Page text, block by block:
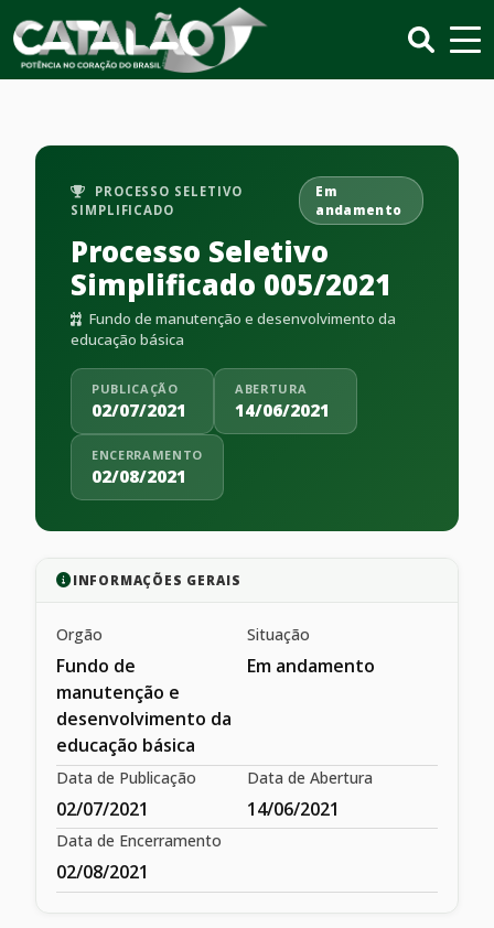
PROCESSO SELETIVO
SIMPLIFICADO
Em
andamento
Processo Seletivo
Simplificado 005/2021
Fundo de manutenção e desenvolvimento da
educação básica
PUBLICAÇÃO
02/07/2021
ABERTURA
14/06/2021
ENCERRAMENTO
02/08/2021
INFORMAÇÕES GERAIS
Orgão
Fundo de
manutenção e
desenvolvimento da
educação básica
Situação
Em andamento
Data de Publicação
02/07/2021
Data de Abertura
14/06/2021
Data de Encerramento
02/08/2021